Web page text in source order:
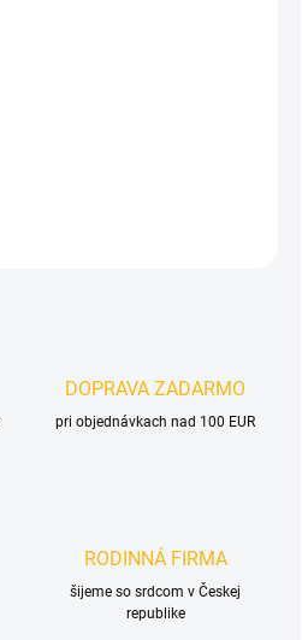
DOPRAVA ZADARMO
pri objednávkach nad 100 EUR
RODINNÁ FIRMA
šijeme so srdcom v Českej
republike